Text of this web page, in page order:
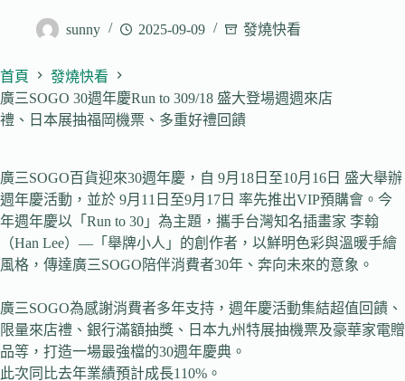
sunny 2025-09-09 發燒快看
首頁
發燒快看
廣三SOGO 30週年慶Run to 309/18 盛大登場週週來店
禮、日本展抽福岡機票、多重好禮回饋
廣三SOGO百貨迎來30週年慶，自 9月18日至10月16日 盛大舉辦
週年慶活動，並於 9月11日至9月17日 率先推出VIP預購會。今
年週年慶以「Run to 30」為主題，攜手台灣知名插畫家 李翰
（Han Lee）—「舉牌小人」的創作者，以鮮明色彩與溫暖手繪
風格，傳達廣三SOGO陪伴消費者30年、奔向未來的意象。
廣三SOGO為感謝消費者多年支持，週年慶活動集結超值回饋、
限量來店禮、銀行滿額抽獎、日本九州特展抽機票及豪華家電贈
品等，打造一場最強檔的30週年慶典。
此次同比去年業績預計成長110%。